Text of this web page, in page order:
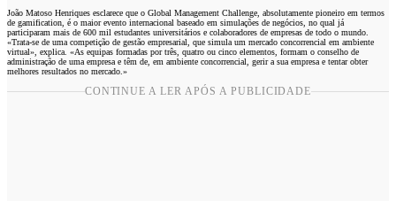
João Matoso Henriques esclarece que o Global Management Challenge, absolutamente pioneiro em termos
de gamification, é o maior evento internacional baseado em simulações de negócios, no qual já
participaram mais de 600 mil estudantes universitários e colaboradores de empresas de todo o mundo.
«Trata-se de uma competição de gestão empresarial, que simula um mercado concorrencial em ambiente
virtual», explica. «As equipas formadas por três, quatro ou cinco elementos, formam o conselho de
administração de uma empresa e têm de, em ambiente concorrencial, gerir a sua empresa e tentar obter
melhores resultados no mercado.»
CONTINUE A LER APÓS A PUBLICIDADE